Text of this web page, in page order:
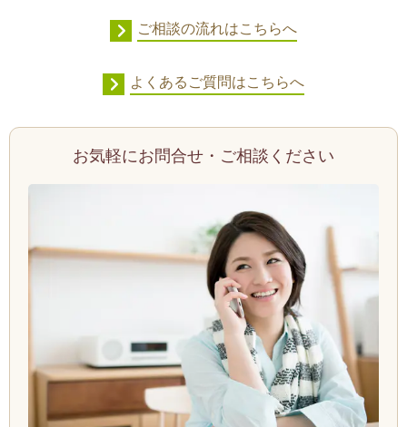
ご相談の流れはこちらへ
よくあるご質問はこちらへ
お気軽にお問合せ・ご相談ください